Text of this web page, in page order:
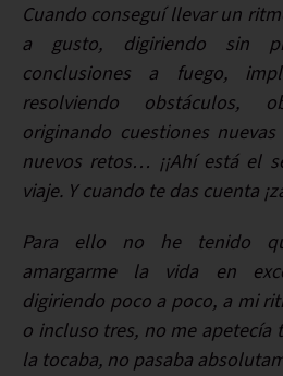
Cuando conseguí llevar un
a gusto, digiriendo sin
conclusiones a fuego,
resolviendo obstáculos,
originando cuestiones
nuevos retos… ¡¡Ahí está el
viaje. Y cuando te das cuenta
Para ello no he tenido
amargarme la vida en
digiriendo poco a poco, a mi
o incluso tres, no me apetecía
la tocaba, no pasaba